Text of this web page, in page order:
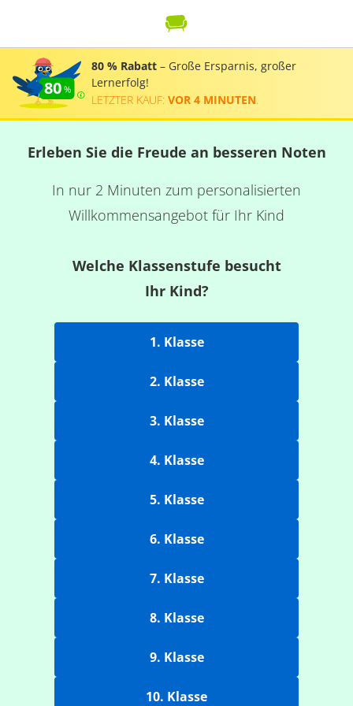
80
80 % Rabatt – Große Ersparnis, großer
Lernerfolg!
LETZTER KAUF: VOR 4 MINUTEN
Erleben Sie die Freude an besseren Noten
In nur 2 Minuten zum personalisierten
Willkommensangebot für Ihr Kind
Welche Klassenstufe besucht
Ihr Kind?
1. Klasse
2. Klasse
3. Klasse
4. Klasse
5. Klasse
6. Klasse
7. Klasse
8. Klasse
9. Klasse
10. Klasse